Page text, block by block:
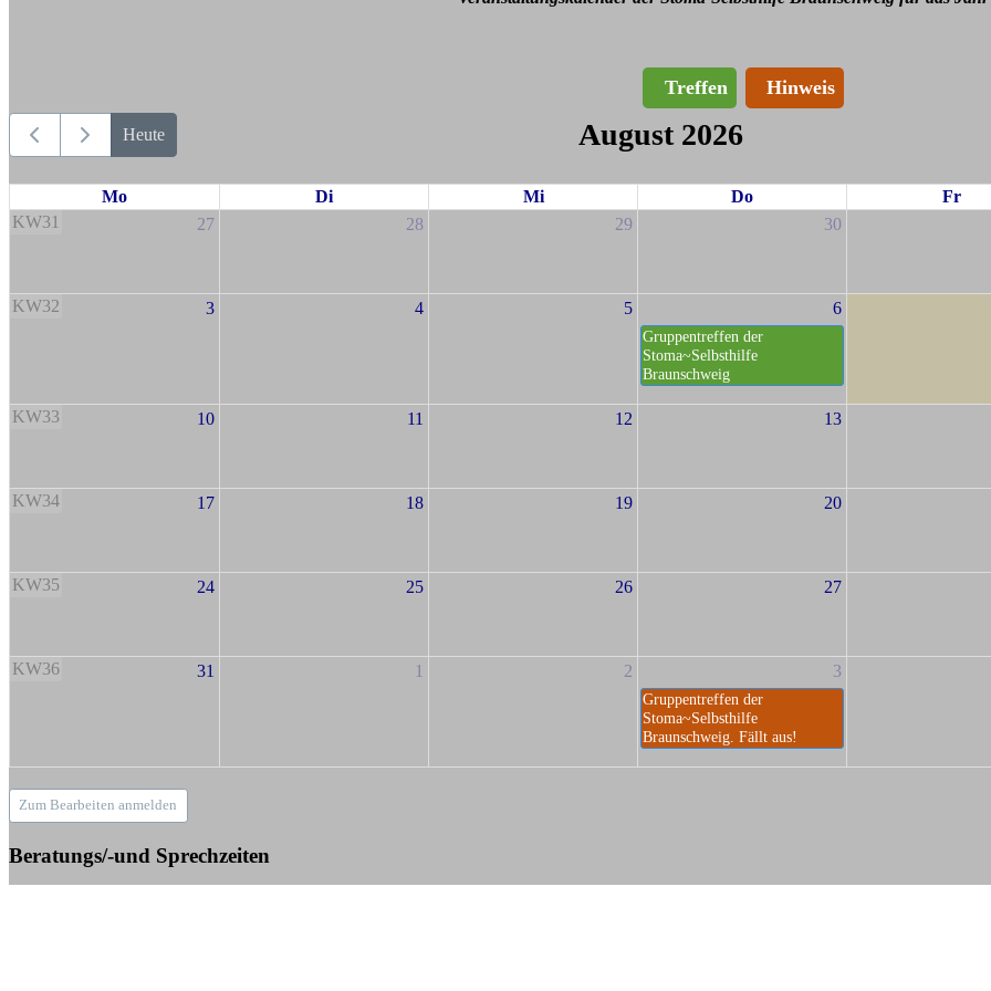
Treffen Hinweis
Heute August 2026
Mo Di Mi Do
Fr
KW31
27 28 29 30
KW32 3 4 5 6
Gruppentreffen der
Stoma~Selbsthilfe
Braunschweig
KW33 10 11 12 13
KW34 17 18 19 20
KW35 24 25 26 27
KW36 31 1 2 3
Gruppentreffen der
Stoma~Selbsthilfe
Braunschweig. Fällt aus!
Zum Bearbeiten anmelden
Beratungs/-und Sprechzeiten